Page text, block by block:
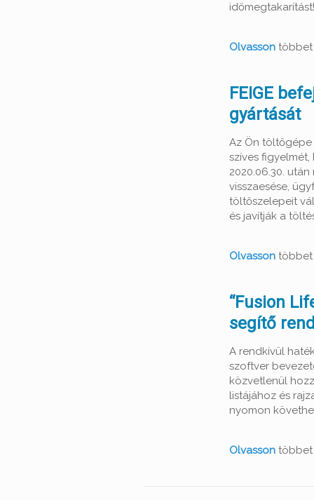
időmegtakarítást!
Olvasson többet
FEIGE
gyártását
Az Ön töltőgépe
szíves
2020.06.30.
visszaesése,
töltőszelepeit
és javítják a
Olvasson többet
“Fusion
segítő
A rendkívül
szoftver
közvetlenül
listájához és
nyomon
Olvasson többet